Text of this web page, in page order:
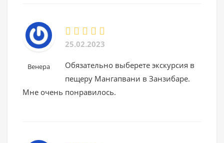
Венера
25.02.2023
Обязательно выберете экскурсия в
пещеру Мангапвани в Занзибаре.
Мне очень понравилось.